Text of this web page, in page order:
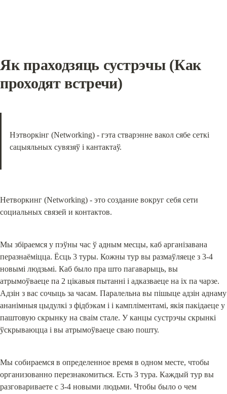
Як праходзяць сустрэчы (Как
проходят встречи)
Нэтворкінг (Networking) - гэта стварэнне вакол сябе сеткі
сацыяльных сувязяў і кантактаў.
Нетворкинг (Networking) - это создание вокруг себя сети
социальных связей и контактов.
Мы збіраемся у пэўны час ў адным месцы, каб арганізавана
перазнаёміцца. Ёсць 3 туры. Кожны тур вы размаўляеце з 3-4
новымі людзьмі. Каб было пра што пагаварыць, вы
атрымоўваеце па 2 цікавыя пытанні і адказваеце на іх па чарзе.
Адзін з вас сочыць за часам. Паралельна вы пішыце адзін аднаму
ананімныя цыдулкі з фідбэкам і і кампліментамі, якія пакідаеце у
паштовую скрынку на сваім стале. У канцы сустрэчы скрынкі
ўскрываюцца і вы атрымоўваеце сваю пошту.
Мы собираемся в определенное время в одном месте, чтобы
организованно перезнакомиться. Есть 3 тура. Каждый тур вы
разговариваете с 3-4 новыми людьми. Чтобы было о чем